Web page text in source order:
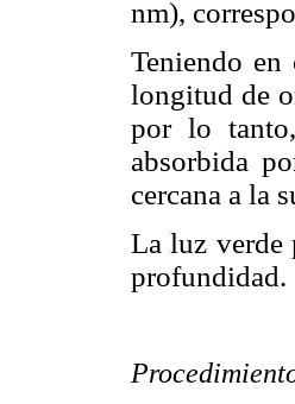
nm),
Teniendo en
longitud de
por lo
absorbida
cercana a la
La luz verde
profundidad.